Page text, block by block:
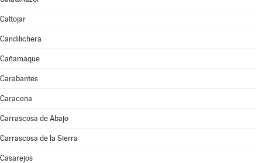
Caltojar
Candilichera
Cañamaque
Carabantes
Caracena
Carrascosa de Abajo
Carrascosa de la Sierra
Casarejos